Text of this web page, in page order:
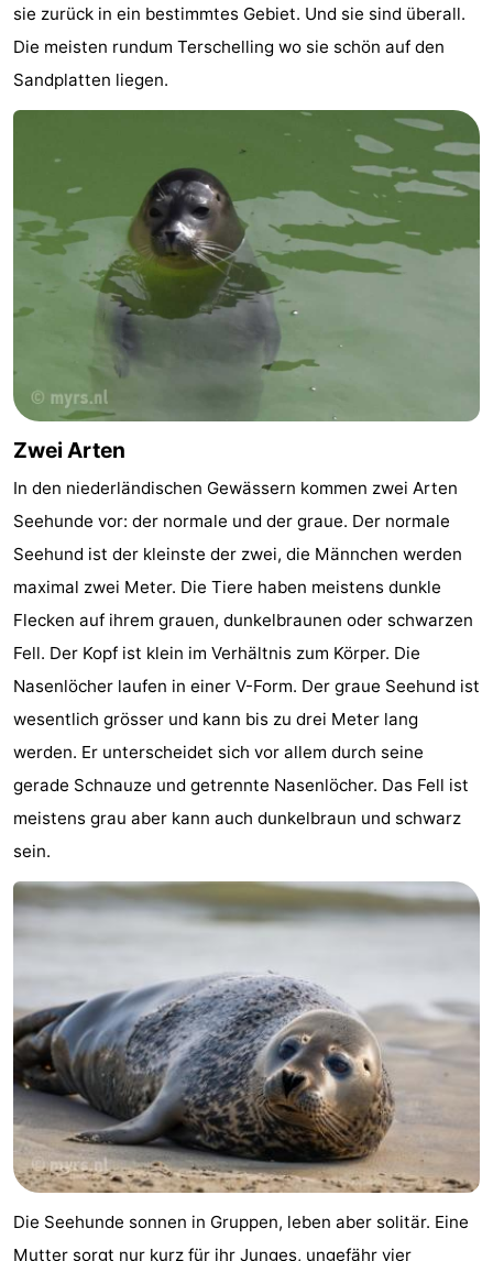
Denkmäler
-
Leuchtturme
Attraktionen
-
Spielplätze
Sport
-
Radfahren
Wandern
-
Wattwandern
Sportangeln
Seehunden
Essen
trinken
Praktisch
Route
Fähre
Inselhüpfen
Reisebuchshop
Medizin
Adressen
Region
Leeuwarden
Watteninseln
-
Ameland
-
Terschelling
Vlieland
-
sie zurück in ein bestimmtes Gebiet. Und sie sind überall.
Die meisten rundum Terschelling wo sie schön auf den
Sandplatten liegen.
Zwei Arten
In den niederländischen Gewässern kommen zwei Arten
Seehunde vor: der normale und der graue. Der normale
Seehund ist der kleinste der zwei, die Männchen werden
maximal zwei Meter. Die Tiere haben meistens dunkle
Flecken auf ihrem grauen, dunkelbraunen oder schwarzen
Fell. Der Kopf ist klein im Verhältnis zum Körper. Die
Nasenlöcher laufen in einer V-Form. Der graue Seehund ist
wesentlich grösser und kann bis zu drei Meter lang
werden. Er unterscheidet sich vor allem durch seine
gerade Schnauze und getrennte Nasenlöcher. Das Fell ist
meistens grau aber kann auch dunkelbraun und schwarz
sein.
Die Seehunde sonnen in Gruppen, leben aber solitär. Eine
Mutter sorgt nur kurz für ihr Junges, ungefähr vier